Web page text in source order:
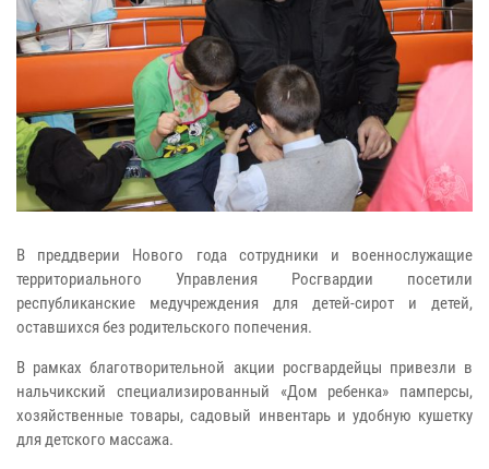
В преддверии Нового года сотрудники и военнослужащие
территориального Управления Росгвардии посетили
республиканские медучреждения для детей-сирот и детей,
оставшихся без родительского попечения.
В рамках благотворительной акции росгвардейцы привезли в
нальчикский специализированный «Дом ребенка» памперсы,
хозяйственные товары, садовый инвентарь и удобную кушетку
для детского массажа.